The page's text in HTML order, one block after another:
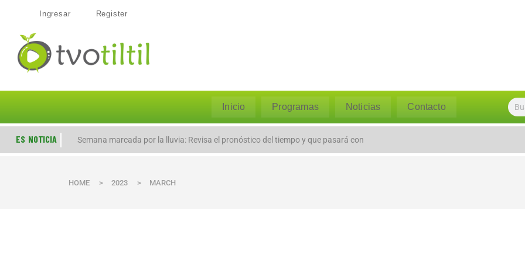
Ingresar Register
Inicio Programas Noticias Contacto
ES NOTICIA
Semana marcada por la lluvia: Revisa el pronóstico del tiempo y que pasará con
Evacúan preventivamente a familias por aumento del caudal del río Polpaico ant
HOME > 2023 > MARCH